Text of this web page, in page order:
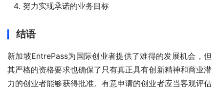
努力实现承诺的业务目标
结语
新加坡EntrePass为国际创业者提供了难得的发展机会，但
其严格的资格要求也确保了只有真正具有创新精神和商业潜
力的创业者能够获得批准。有意申请的创业者应当客观评估